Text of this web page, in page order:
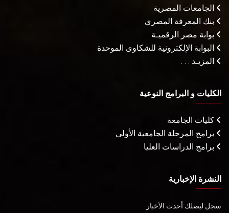
الجامعات المصرية
بنك المعرفة المصري
بوابة مصر الرقميـة
البوابة الإلكترونية للشكاوى الموحدة
المزيـد . . .
الكليات و البرامج النوعية
كليات الجامعة
برامج المرحلة الجامعية الأولى
برامج الدراسات العليا
النشرة الإخبارية
سجل ليصلك أحدث الأخبار